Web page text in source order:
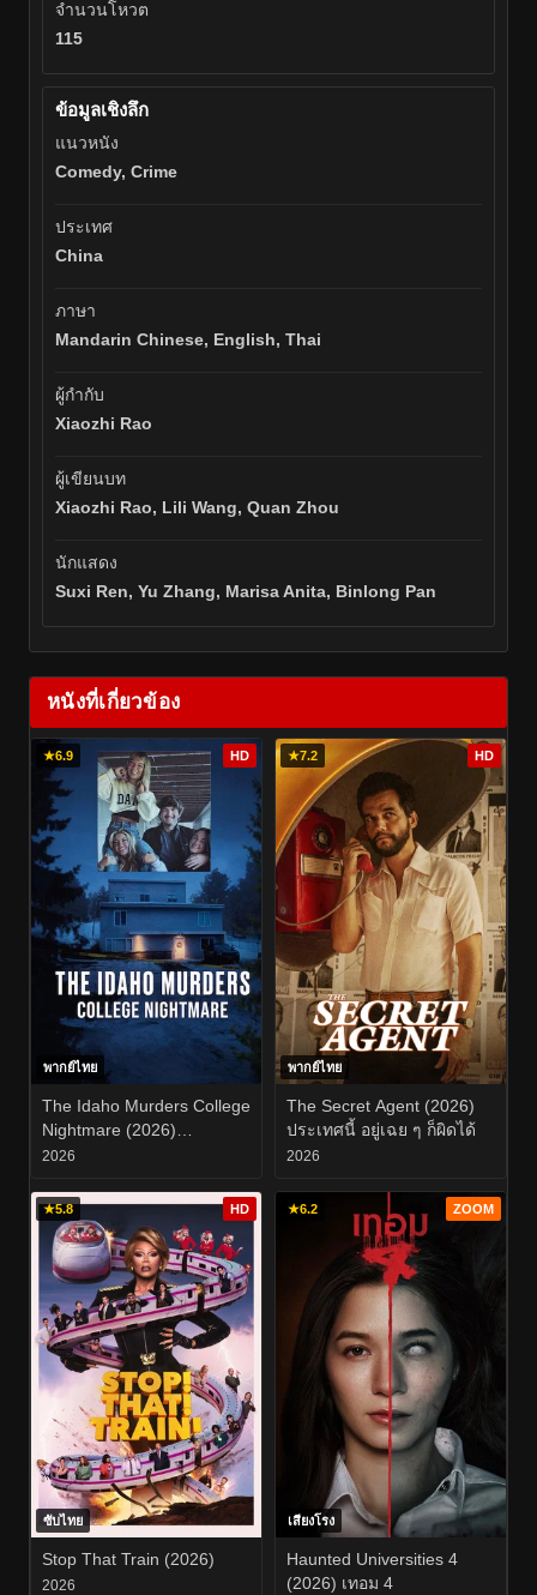
จำนวนโหวต
115
ข้อมูลเชิงลึก
แนวหนัง
Comedy, Crime
ประเทศ
China
ภาษา
Mandarin Chinese, English, Thai
ผู้กำกับ
Xiaozhi Rao
ผู้เขียนบท
Xiaozhi Rao, Lili Wang, Quan Zhou
นักแสดง
Suxi Ren, Yu Zhang, Marisa Anita, Binlong Pan
หนังที่เกี่ยวข้อง
★6.9 HD
พากย์ไทย
The Idaho Murders College
Nightmare (2026)
ฆาตกรรมในไอดาโฮ ฝัน
3
2026
★7.2 HD
พากย์ไทย
The Secret Agent (2026)
ประเทศนี้ อยู่เฉย ๆ ก็ผิดได้
2026
★5.8 HD
ซับไทย
Stop That Train (2026)
2026
★6.2 ZOOM
เสียงโรง
Haunted Universities 4
(2026) เทอม 4